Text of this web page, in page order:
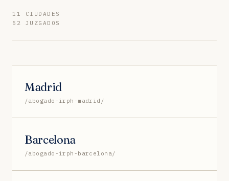
11 CIUDADES
52 JUZGADOS
Madrid
/abogado-irph-madrid/
Barcelona
/abogado-irph-barcelona/